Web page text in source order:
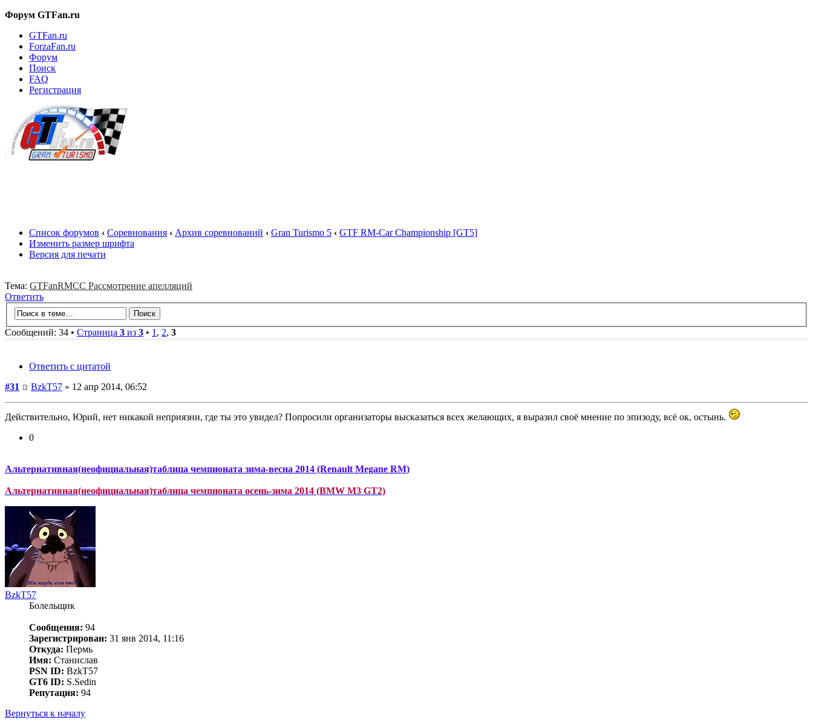
Форум GTFan.ru
GTFan.ru
ForzaFan.ru
Форум
Поиск
FAQ
Регистрация
Список форумов ‹ Соревнования ‹ Архив соревнований ‹ Gran Turismo 5 ‹ GTF RM-Car Championship [GT5]
Изменить размер шрифта
Версия для печати
Тема: GTFanRMCC Рассмотрение апелляций
Ответить
Сообщений: 34 • Страница 3 из 3 • 1 , 2, 3
Ответить с цитатой
#31
BzkT57 » 12 апр 2014, 06:52
Действительно, Юрий, нет никакой неприязни, где ты это увидел? Попросили организаторы высказаться всех желающих, я выразил своё мнение по эпизоду, всё ок, остынь.
0
Альтернативная(неофициальная)таблица чемпионата зима-весна 2014 (Renault Megane RM)
Альтернативная(неофициальная)таблица чемпионата осень-зима 2014 (BMW M3 GT2)
BzkT57
Болельщик
Сообщения: 94
Зарегистрирован: 31 янв 2014, 11:16
Откуда: Пермь
Имя: Станислав
PSN ID: BzkT57
GT6 ID: S.Sedin
Репутация: 94
Вернуться к началу